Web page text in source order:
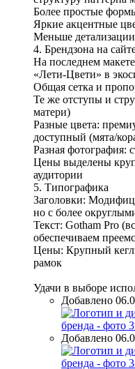
Более простые
Яркие акцентные
Меньше
4. Брендзона на
На последнем
«Лети-Цвети» в
Общая сетка и
Те же отступы и
матери)
Разные цвета:
доступный (мята/
Разная фотография:
Цены выделены
аудитории
5. Типографика
Заголовки:
но с более
Текст: Gotham Pro
обеспечиваем
Цены: Крупный
рамок
Удачи в выборе
Добавлено
Добавлено